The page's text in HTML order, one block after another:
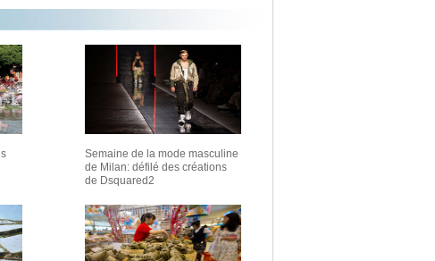
Semaine de la mode masculine
de Milan: défilé des créations
de Dsquared2